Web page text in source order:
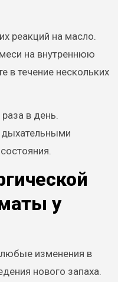
реакций на масло.
на внутреннюю
в течение нескольких
в день.
у
изменения в
нового запаха.